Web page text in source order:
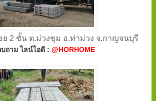
ย 2 ชั้น ต.ม่วงชุม อ.ท่าม่วง จ.กาญจนบุรี
บถาม ไลน์ไอดี :@HORHOME